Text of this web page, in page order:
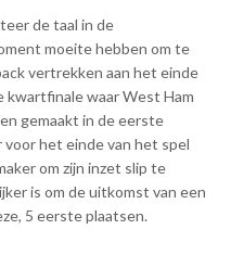
de taal in de
moeite hebben om te
vertrekken aan het einde
kwartfinale waar West Ham
gemaakt in de eerste
het einde van het spel
om zijn inzet slip te
is om de uitkomst van een
5 eerste plaatsen.